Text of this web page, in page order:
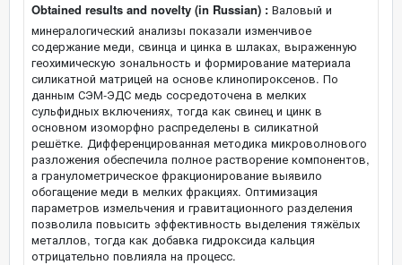
Obtained results and novelty (in Russian) : Валовый и
минералогический анализы показали изменчивое
содержание меди, свинца и цинка в шлаках, выраженную
геохимическую зональность и формирование материала
силикатной матрицей на основе клинопироксенов. По
данным СЭМ-ЭДС медь сосредоточена в мелких
сульфидных включениях, тогда как свинец и цинк в
основном изоморфно распределены в силикатной
решётке. Дифференцированная методика микроволнового
разложения обеспечила полное растворение компонентов,
а гранулометрическое фракционирование выявило
обогащение меди в мелких фракциях. Оптимизация
параметров измельчения и гравитационного разделения
позволила повысить эффективность выделения тяжёлых
металлов, тогда как добавка гидроксида кальция
отрицательно повлияла на процесс.